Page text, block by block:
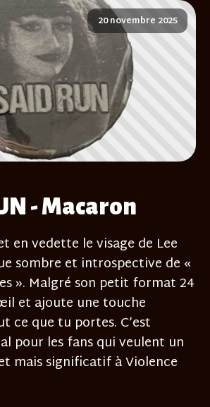
20 novembre 2025
- Macaron
en vedette le visage de Lee
sombre et introspective de «
». Malgré son petit format 24
et ajoute une touche
ce que tu portes. C’est
pour les fans qui veulent un
mais significatif à Violence